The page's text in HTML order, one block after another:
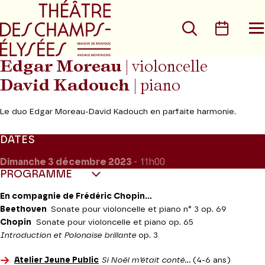
Aller au menu principal
Rechercher
Edgar Moreau | violoncelle
David Kadouch | piano
Le duo Edgar Moreau-David Kadouch en parfaite harmonie.
DATES
Dimanche 3 décembre 2023 - 11h00
PROGRAMME
En compagnie de Frédéric Chopin...
Beethoven Sonate pour violoncelle et piano n° 3 op. 69
Chopin Sonate pour violoncelle et piano op. 65
Introduction et Polonaise brillanteop. 3
Atelier Jeune Public Si Noël m’était conté... (4-6 ans)